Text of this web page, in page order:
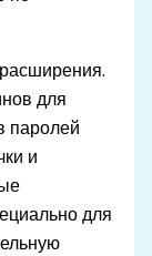
для
паролей
и
для